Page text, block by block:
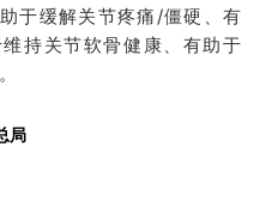
于缓解关节疼痛 /僵硬、有
持关节软骨健康、有助于
局